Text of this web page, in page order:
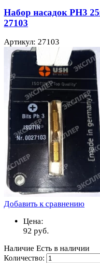
Набор насадок PH3
27103
Артикул: 27103
Добавить к сравнению
Цена:
92 руб.
Наличие Есть в наличии
Количество: